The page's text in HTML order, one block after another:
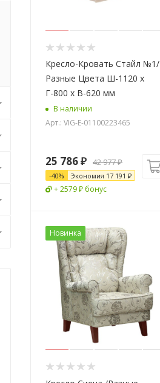
Кресло-Кровать Стайл №1/
Разные Цвета Ш-1120 х
Г-800 х В-620 мм
В наличии
Арт.: VIG-E-01100223465
25 786₽ 42 977₽
-40% Экономия 17 191 ₽
+ 2579 ₽ бонус
Новинка